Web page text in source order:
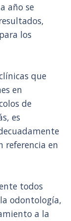
año se
los
que
en
de
es
referencia en
todos
odontología,
a la